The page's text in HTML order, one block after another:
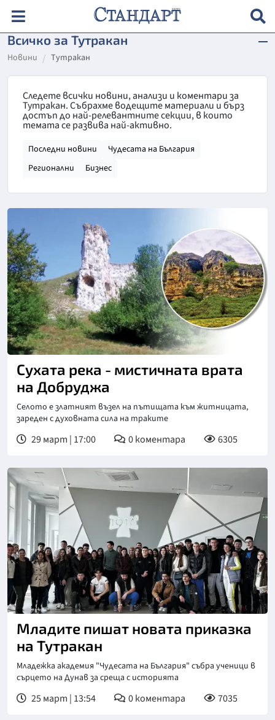
Всичко за Тутракан
Новини Тутракан
Следете всички новини, анализи и коментари за
Тутракан. Събрахме водещите материали и бърз
достъп до най-релевантните секции, в които
темата се развива най-активно.
Последни новини
Чудесата на България
Регионални
Бизнес
Сухата река - мистичната врата
на Добруджа
Селото е златният възел на пътищата към житницата,
зареден с духовната сила на траките
29 март | 17:00 0коментара 6305
Младите пишат новата приказка
на Тутракан
Младежка академия "Чудесата на България" събра ученици в
сърцето на Дунав за среща с историята
25 март | 13:54 0коментара 7035